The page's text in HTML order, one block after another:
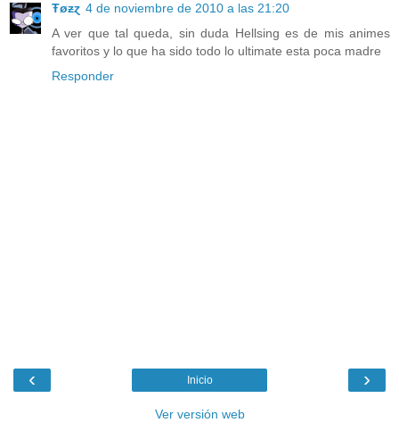
Ŧøᵶɀ 4 de noviembre de 2010 a las 21:20
A ver que tal queda, sin duda Hellsing es de mis animes
favoritos y lo que ha sido todo lo ultimate esta poca madre
Responder
‹ ›
Inicio
Ver versión web